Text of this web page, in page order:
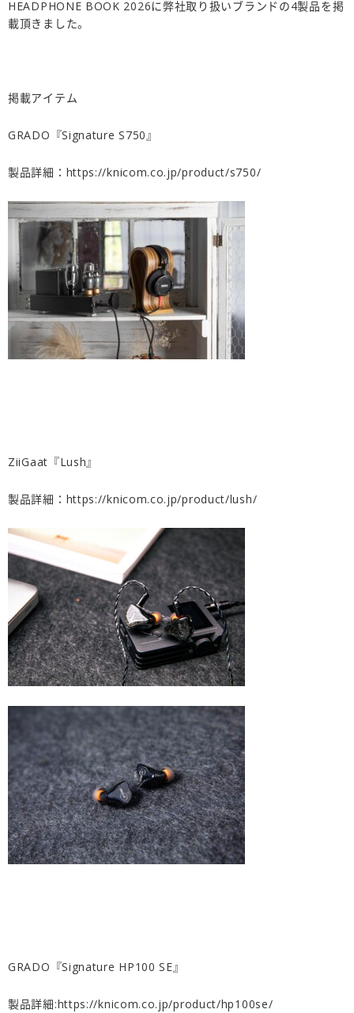
HEADPHONE BOOK 2026に弊社取り扱いブランドの4製品を掲
載頂きました。
掲載アイテム
GRADO『Signature S750』
製品詳細： https://knicom.co.jp/product/s750/
ZiiGaat『Lush』
製品詳細： https://knicom.co.jp/product/lush/
GRADO『Signature HP100 SE』
製品詳細:https://knicom.co.jp/product/hp100se/